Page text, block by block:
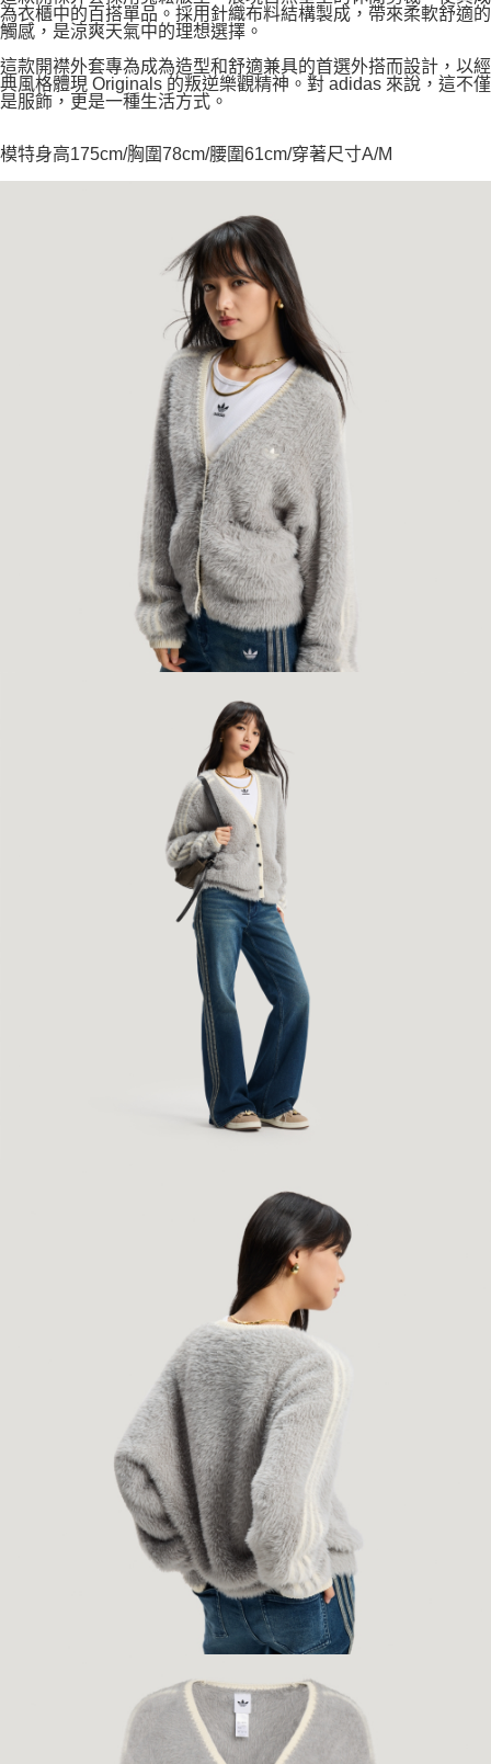
為衣櫃中的百搭單品。採用針織布料結構製成，帶來柔軟舒適的
觸感，是涼爽天氣中的理想選擇。
這款開襟外套專為成為造型和舒適兼具的首選外搭而設計，以經
典風格體現 Originals 的叛逆樂觀精神。對 adidas 來說，這不僅
是服飾，更是一種生活方式。
模特身高175cm/胸圍78cm/腰圍61cm/穿著尺寸A/M